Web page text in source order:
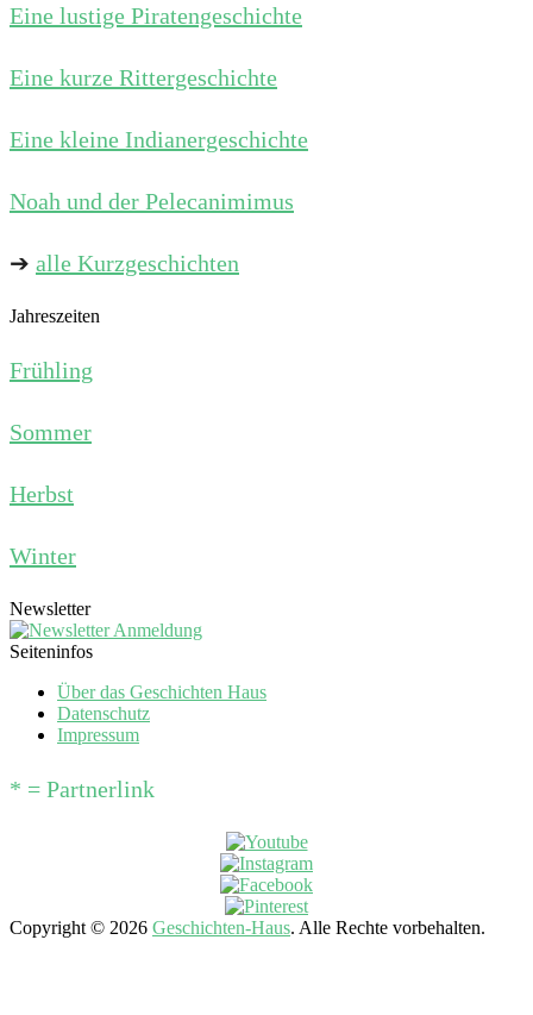
Eine lustige Piratengeschichte
Eine kurze Rittergeschichte
Eine kleine Indianergeschichte
Noah und der Pelecanimimus
➔ alle Kurzgeschichten
Jahreszeiten
Frühling
Sommer
Herbst
Winter
Newsletter
Seiteninfos
Über das Geschichten Haus
Datenschutz
Impressum
* = Partnerlink
Copyright © 2026 Geschichten-Haus. Alle Rechte vorbehalten.